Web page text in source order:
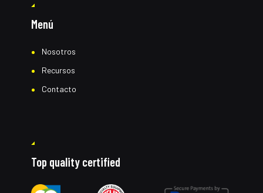
Menú
Nosotros
Recursos
Contacto
Top quality certified